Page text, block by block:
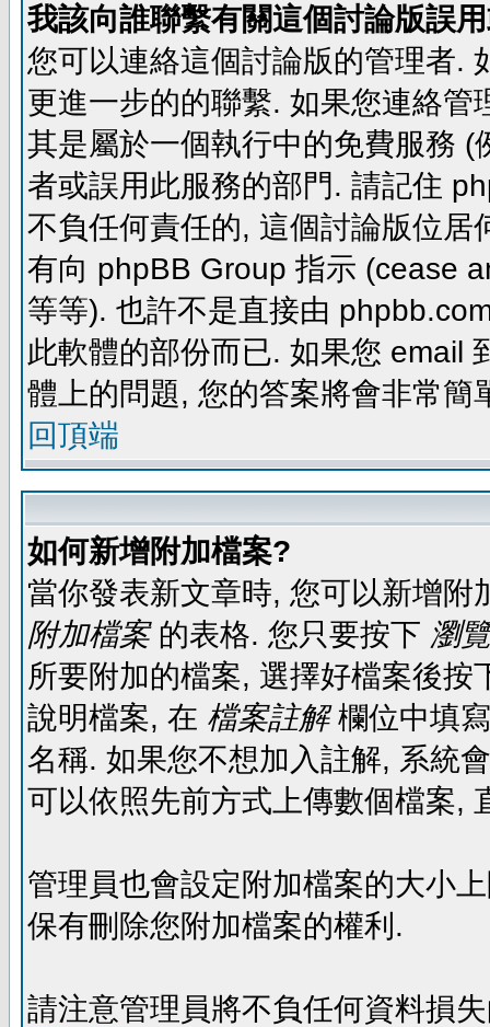
我該向誰聯繫有關這個討論版誤
您可以連絡這個討論版的管理者.
更進一步的的聯繫. 如果您連絡
其是屬於一個執行中的免費服務
者或誤用此服務的部門. 請記住
不負任何責任的, 這個討論版位
有向 phpBB Group 指示 (cease
等等). 也許不是直接由
此軟體的部份而已. 如果您 email
體上的問題, 您的答案將會非常簡
回頂端
如何新增附加檔案?
當你發表新文章時, 您可以新增
附加檔案的表格. 您只要按下 瀏
所要附加的檔案, 選擇好檔案後
說明檔案, 在 檔案註解欄位中填
名稱. 如果您不想加入註解, 系統
可以依照先前方式上傳數個檔案,
管理員也會設定附加檔案的大小
保有刪除您附加檔案的權利.
請注意管理員將不負任何資料損